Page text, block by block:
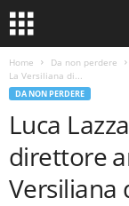
Home Da non perdere
La Versiliana di...
DA NON PERDERE
Luca
direttore
Versiliana